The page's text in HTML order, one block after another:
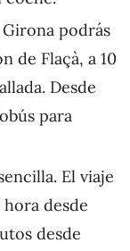
podrás
de Flaçà, a 10
Desde
para
El viaje
desde
desde